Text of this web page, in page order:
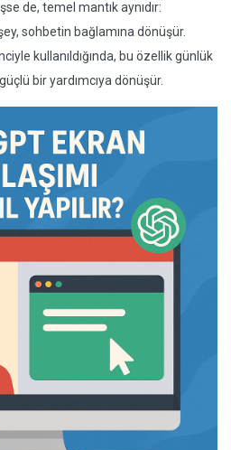
de, temel mantık aynıdır:
sohbetin bağlamına dönüşür.
kullanıldığında, bu özellik günlük
bir yardımcıya dönüşür.